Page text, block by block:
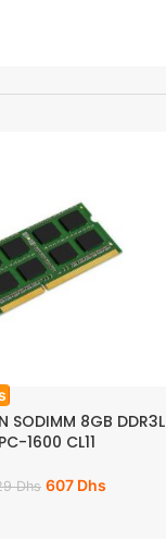
SODIMM 8GB DDR3L
PC-1600 CL11
Dhs 607 Dhs